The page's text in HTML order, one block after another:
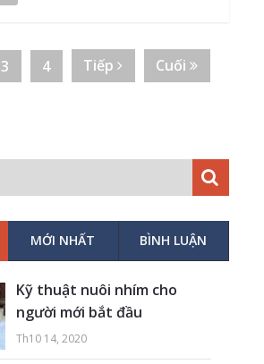
3 4 Tiếp Cuối
MỚI NHẤT BÌNH LUẬN
Kỹ thuật nuôi nhím cho
người mới bắt đầu
Th10 14, 2020